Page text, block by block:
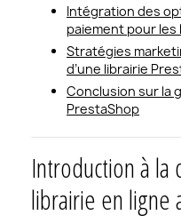
Intégration des
paiement pour les
Stratégies
d’une librairie
Conclusion sur la
PrestaShop
Introduction à la
librairie en ligne